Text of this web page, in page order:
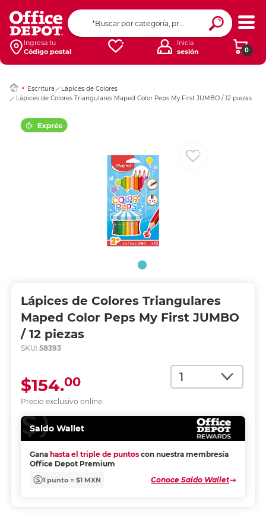
Ingresa tu
Código postal
0
Inicia
sesión
Escritura
Lápices de Colores
Lápices de Colores Triangulares Maped Color Peps My First JUMBO / 12 piezas
Lápices de Colores Triangulares
Maped Color Peps My First JUMBO
/ 12 piezas
SKU: 58393
Cantidad
Precio exclusivo online
$154.00
Saldo Wallet
Gana hasta el triple de puntos con nuestra membresía
Office Depot Premium
1 punto = $1 MXN Conoce Saldo Wallet
Ingresar Codigo